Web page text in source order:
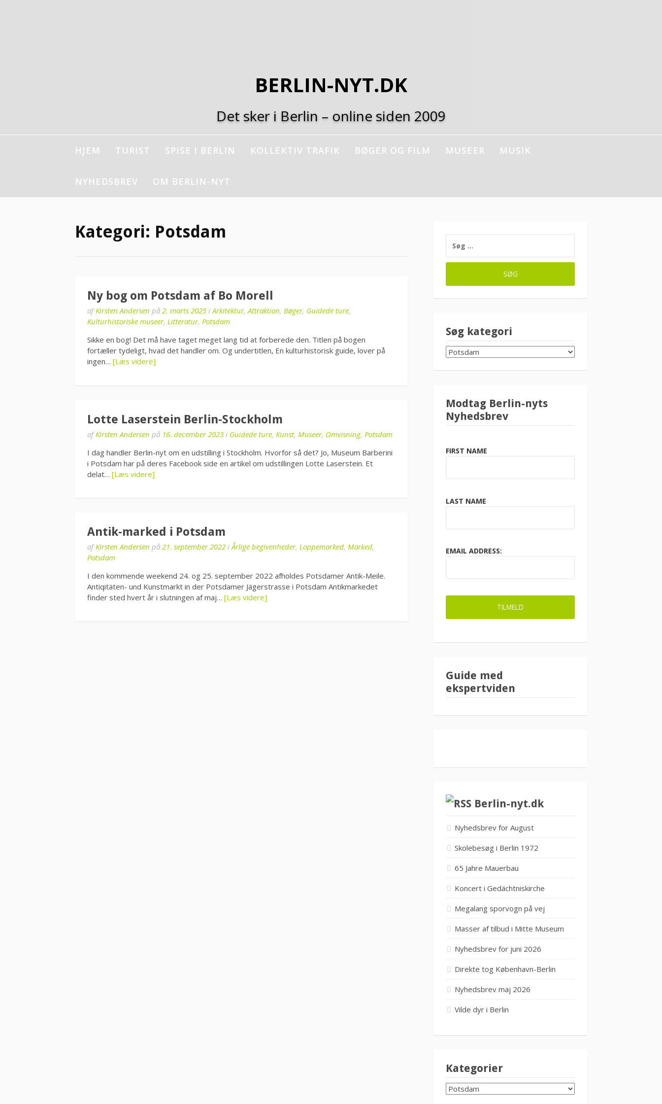
BERLIN-NYT.DK
Det sker i Berlin – online siden 2009
HJEM TURIST SPISE I BERLIN KOLLEKTIV TRAFIK BØGER OG FILM MUSEER MUSIK
NYHEDSBREV OM BERLIN-NYT
Kategori: Potsdam
Ny bog om Potsdam af Bo Morell
afKirsten Andersen på 2. marts 2025 iArkitektur,Attraktion, Bøger, Guidede ture,
Kulturhistoriske museer, Litteratur, Potsdam
Sikke en bog! Det må have taget meget lang tid at forberede den. Titlen på bogen
fortæller tydeligt, hvad det handler om. Og undertitlen, En kulturhistorisk guide, lover på
ingen… [Læs videre]
Lotte Laserstein Berlin-Stockholm
afKirsten Andersen på 16. december 2023 i Guidede ture, Kunst, Museer, Omvisning, Potsdam
I dag handler Berlin-nyt om en udstilling i Stockholm. Hvorfor så det? Jo, Museum Barberini
i Potsdam har på deres Facebook side en artikel om udstillingen Lotte Laserstein. Et
delat… [Læs videre]
Antik-marked i Potsdam
afKirsten Andersen på 21. september 2022 iÅrlige begivenheder, Loppemarked, Marked,
Potsdam
I den kommende weekend 24. og 25. september 2022 afholdes Potsdamer Antik-Meile.
Antiqitäten- und Kunstmarkt in der Potsdamer Jägerstrasse i Potsdam Antikmarkedet
finder sted hvert år i slutningen af maj… [Læs videre]
EFTER:
Søg kategori
SØG
KATEGORI
Modtag Berlin-nyts
Nyhedsbrev
FIRST NAME
LAST NAME
EMAIL ADDRESS:
Guide med
ekspertviden
Berlin-nyt.dk
Nyhedsbrev for August
Skolebesøg i Berlin 1972
65 Jahre Mauerbau
Koncert i Gedächtniskirche
Megalang sporvogn på vej
Masser af tilbud i Mitte Museum
Nyhedsbrev for juni 2026
Direkte tog København-Berlin
Nyhedsbrev maj 2026
Vilde dyr i Berlin
Kategorier
KATEGORIER